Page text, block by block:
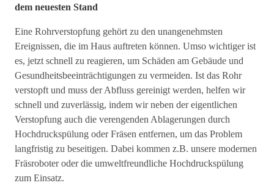
dem neuesten Stand
Eine Rohrverstopfung gehört zu den unangenehmsten
Ereignissen, die im Haus auftreten können. Umso wichtiger ist
es, jetzt schnell zu reagieren, um Schäden am Gebäude und
Gesundheitsbeeinträchtigungen zu vermeiden. Ist das Rohr
verstopft und muss der Abfluss gereinigt werden, helfen wir
schnell und zuverlässig, indem wir neben der eigentlichen
Verstopfung auch die verengenden Ablagerungen durch
Hochdruckspülung oder Fräsen entfernen, um das Problem
langfristig zu beseitigen. Dabei kommen z.B. unsere modernen
Fräsroboter oder die umweltfreundliche Hochdruckspülung
zum Einsatz.